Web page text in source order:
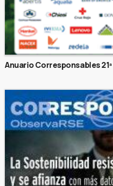
Anuario Corresponsables